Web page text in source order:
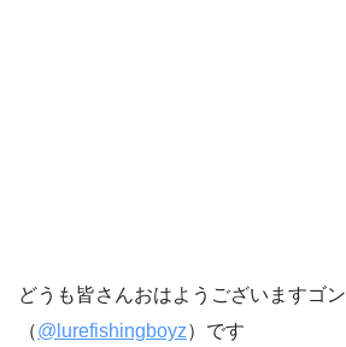
どうも皆さんおはようございますゴン
（@lurefishingboyz）です